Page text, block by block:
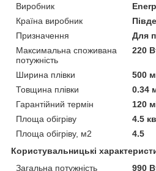
Виробник
Країна виробник
Призначення
Для
Максимальна споживана
потужність
220
Ширина плівки
500
Товщина плівки
0.34
Гарантійний термін
120
Площа обігріву
4.5
Площа обігріву, м2
4.5
Користувальницькі
Загальна потужність
990